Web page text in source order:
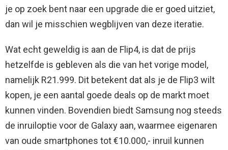
je op zoek bent naar een upgrade die er goed uitziet,
dan wil je misschien wegblijven van deze iteratie.
Wat echt geweldig is aan de Flip4, is dat de prijs
hetzelfde is gebleven als die van het vorige model,
namelijk R21.999. Dit betekent dat als je de Flip3 wilt
kopen, je een aantal goede deals op de markt moet
kunnen vinden. Bovendien biedt Samsung nog steeds
de inruiloptie voor de Galaxy aan, waarmee eigenaren
van oude smartphones tot €10.000,- inruil kunnen